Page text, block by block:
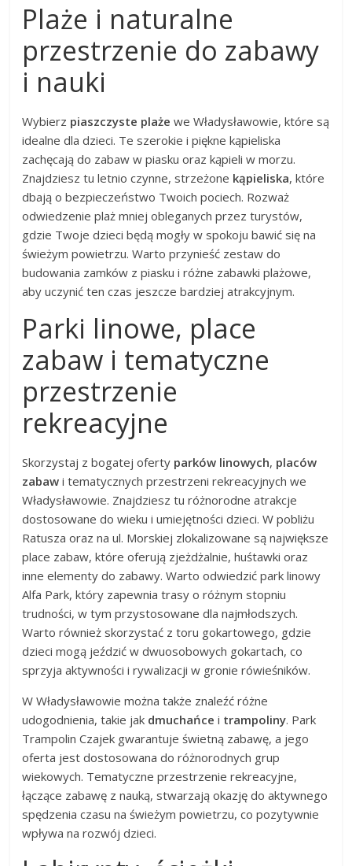
Plaże i naturalne
przestrzenie do zabawy
i nauki
Wybierz piaszczyste plaże we Władysławowie, które są
idealne dla dzieci. Te szerokie i piękne kąpieliska
zachęcają do zabaw w piasku oraz kąpieli w morzu.
Znajdziesz tu letnio czynne, strzeżone kąpieliska, które
dbają o bezpieczeństwo Twoich pociech. Rozważ
odwiedzenie plaż mniej obleganych przez turystów,
gdzie Twoje dzieci będą mogły w spokoju bawić się na
świeżym powietrzu. Warto przynieść zestaw do
budowania zamków z piasku i różne zabawki plażowe,
aby uczynić ten czas jeszcze bardziej atrakcyjnym.
Parki linowe, place
zabaw i tematyczne
przestrzenie
rekreacyjne
Skorzystaj z bogatej oferty parków linowych, placów
zabaw i tematycznych przestrzeni rekreacyjnych we
Władysławowie. Znajdziesz tu różnorodne atrakcje
dostosowane do wieku i umiejętności dzieci. W pobliżu
Ratusza oraz na ul. Morskiej zlokalizowane są największe
place zabaw, które oferują zjeżdżalnie, huśtawki oraz
inne elementy do zabawy. Warto odwiedzić park linowy
Alfa Park, który zapewnia trasy o różnym stopniu
trudności, w tym przystosowane dla najmłodszych.
Warto również skorzystać z toru gokartowego, gdzie
dzieci mogą jeździć w dwuosobowych gokartach, co
sprzyja aktywności i rywalizacji w gronie rówieśników.
W Władysławowie można także znaleźć różne
udogodnienia, takie jak dmuchańce i trampoliny. Park
Trampolin Czajek gwarantuje świetną zabawę, a jego
oferta jest dostosowana do różnorodnych grup
wiekowych. Tematyczne przestrzenie rekreacyjne,
łączące zabawę z nauką, stwarzają okazję do aktywnego
spędzenia czasu na świeżym powietrzu, co pozytywnie
wpływa na rozwój dzieci.